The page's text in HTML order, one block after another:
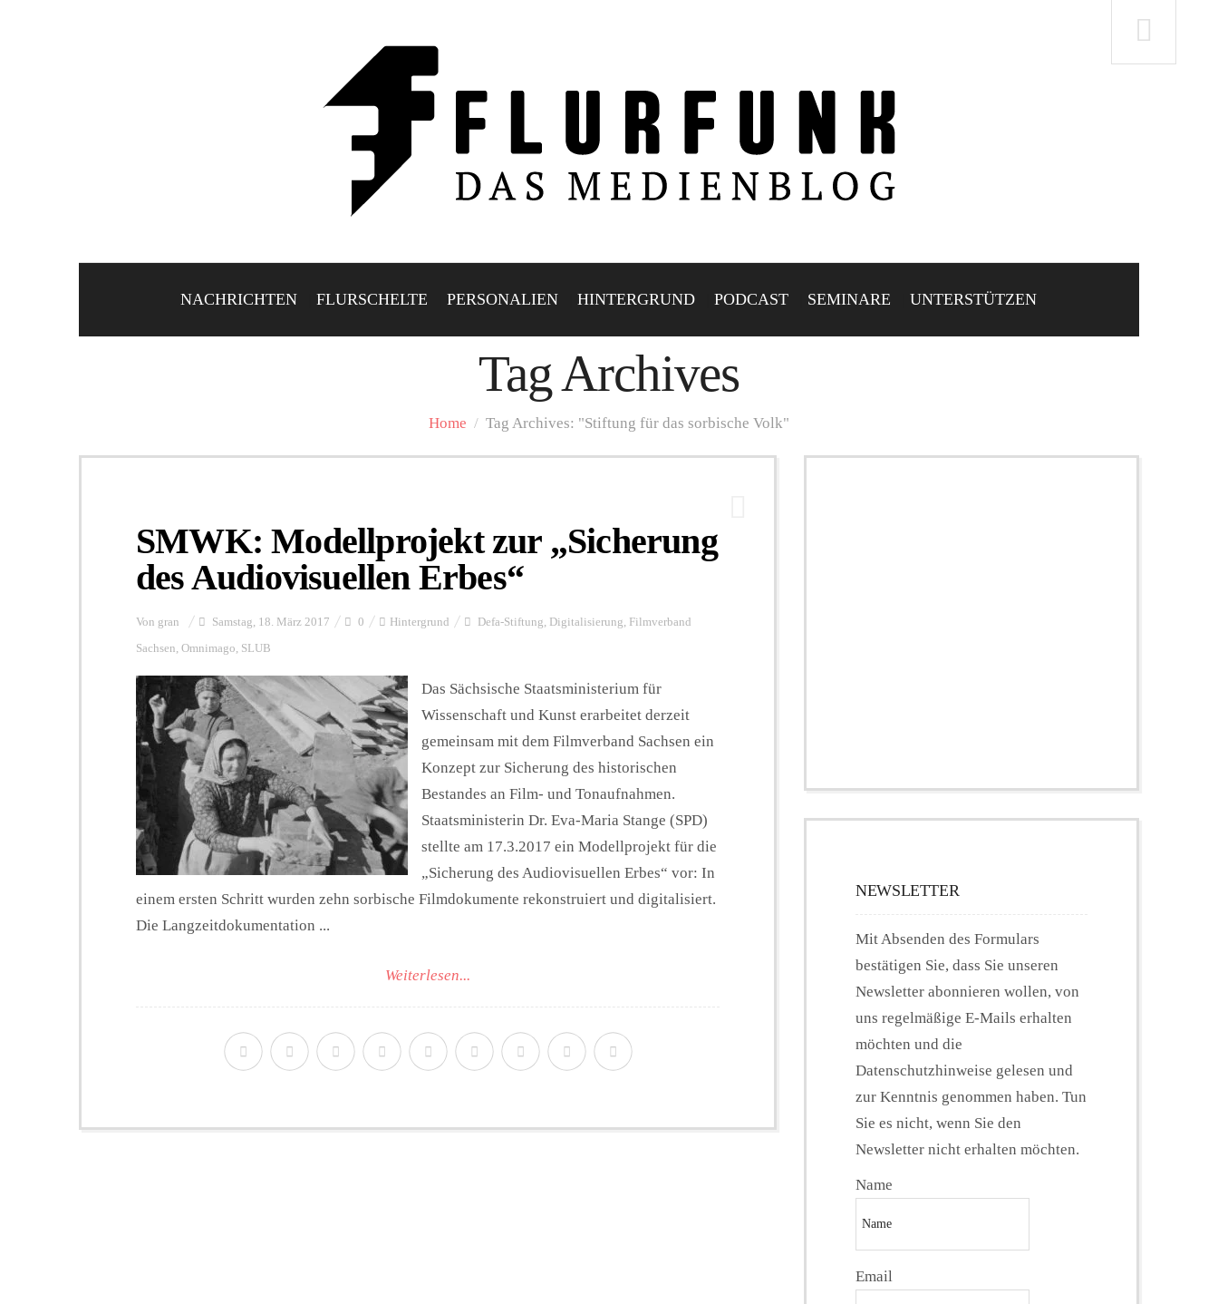
NACHRICHTEN FLURSCHELTE PERSONALIEN HINTERGRUND PODCAST SEMINARE UNTERSTÜTZEN
Tag Archives
Home / Tag Archives: "Stiftung für das sorbische Volk"
SMWK: Modellprojekt zur „Sicherung
des Audiovisuellen Erbes“
Von gran Samstag, 18. März 2017 0 Hintergrund Defa-Stiftung, Digitalisierung, Filmverband
Sachsen, Omnimago, SLUB
Das Sächsische Staatsministerium für
Wissenschaft und Kunst erarbeitet derzeit
gemeinsam mit dem Filmverband Sachsen ein
Konzept zur Sicherung des historischen
Bestandes an Film- und Tonaufnahmen.
Staatsministerin Dr. Eva-Maria Stange (SPD)
stellte am 17.3.2017 ein Modellprojekt für die
„Sicherung des Audiovisuellen Erbes“ vor: In
einem ersten Schritt wurden zehn sorbische Filmdokumente rekonstruiert und digitalisiert.
Die Langzeitdokumentation ...
Weiterlesen...
NEWSLETTER
Mit Absenden des Formulars
bestätigen Sie, dass Sie unseren
Newsletter abonnieren wollen, von
uns regelmäßige E-Mails erhalten
möchten und die
Datenschutzhinweise gelesen und
zur Kenntnis genommen haben. Tun
Sie es nicht, wenn Sie den
Newsletter nicht erhalten möchten.
Name
Email